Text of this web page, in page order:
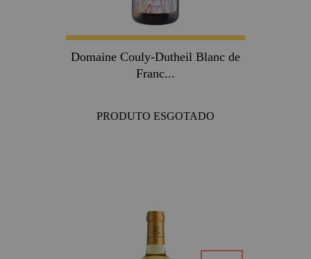
Domaine Couly-Dutheil Blanc de
Franc...
PRODUTO ESGOTADO